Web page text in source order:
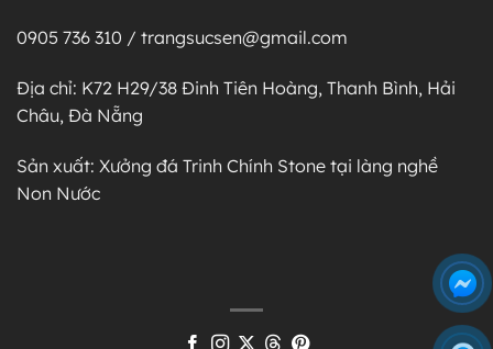
0905 736 310 / trangsucsen@gmail.com
Địa chỉ: K72 H29/38 Đinh Tiên Hoàng, Thanh Bình, Hải
Châu, Đà Nẵng
Sản xuất: Xưởng đá Trinh Chính Stone tại làng nghề
Non Nước